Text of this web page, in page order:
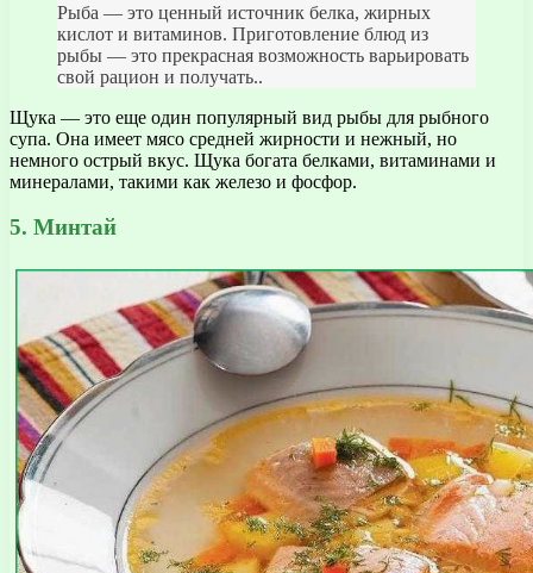
Рыба — это ценный источник белка, жирных
кислот и витаминов. Приготовление блюд из
рыбы — это прекрасная возможность варьировать
свой рацион и получать..
Щука — это еще один популярный вид рыбы для рыбного
супа. Она имеет мясо средней жирности и нежный, но
немного острый вкус. Щука богата белками, витаминами и
минералами, такими как железо и фосфор.
5. Минтай